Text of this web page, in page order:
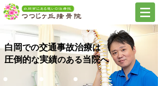
白岡での交通事故治療は
圧倒的な実績のある当院へ